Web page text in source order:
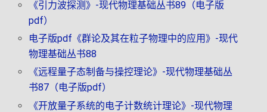
《引力波探测》-现代物理基础丛书89（电子版
pdf）
电子版pdf《群论及其在粒子物理中的应用》-现代
物理基础丛书88
《远程量子态制备与操控理论》-现代物理基础丛
书87（电子版pdf）
《开放量子系统的电子计数统计理论》-现代物理